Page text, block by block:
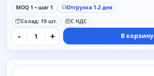
MOQ 1 • шаг 1
Отгрузка 1-2 дня
Склад: 19 шт.
С НДС
- + В корзину
SAIMAA